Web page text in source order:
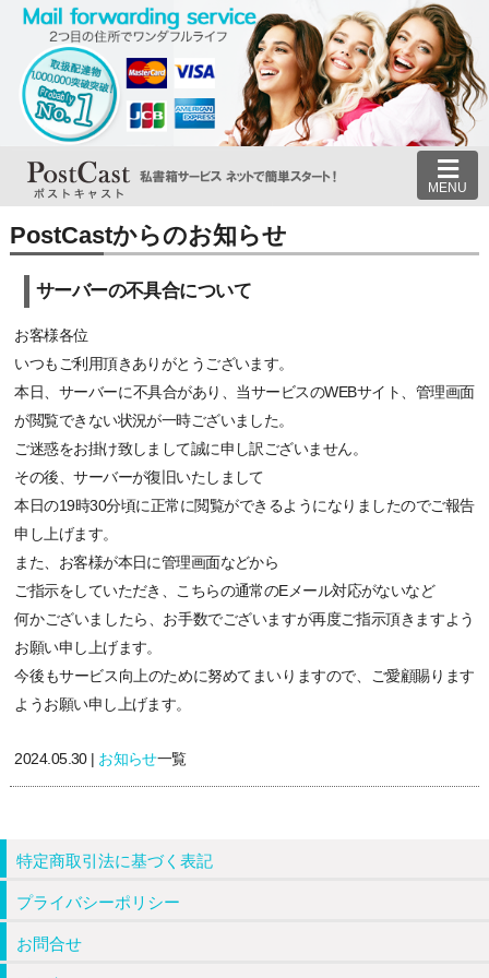
MENU
PostCastからのお知らせ
サーバーの不具合について
お客様各位
いつもご利用頂きありがとうございます。
本日、サーバーに不具合があり、当サービスのWEBサイト、管理画面
が閲覧できない状況が一時ございました。
ご迷惑をお掛け致しまして誠に申し訳ございません。
その後、サーバーが復旧いたしまして
本日の19時30分頃に正常に閲覧ができるようになりましたのでご報告
申し上げます。
また、お客様が本日に管理画面などから
ご指示をしていただき、こちらの通常のEメール対応がないなど
何かございましたら、お手数でございますが再度ご指示頂きますよう
お願い申し上げます。
今後もサービス向上のために努めてまいりますので、ご愛顧賜ります
ようお願い申し上げます。
2024.05.30 | お知らせ一覧
特定商取引法に基づく表記
プライバシーポリシー
お問合せ